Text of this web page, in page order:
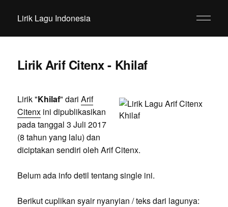
Lirik Lagu Indonesia
Lirik Arif Citenx - Khilaf
Lirik "Khilaf" dari Arif
Citenxini dipublikasikan
pada tanggal 3 Juli 2017
(8 tahun yang lalu) dan
diciptakan sendiri oleh Arif Citenx.
Belum ada info detil tentang single ini.
Berikut cuplikan syair nyanyian / teks dari lagunya: